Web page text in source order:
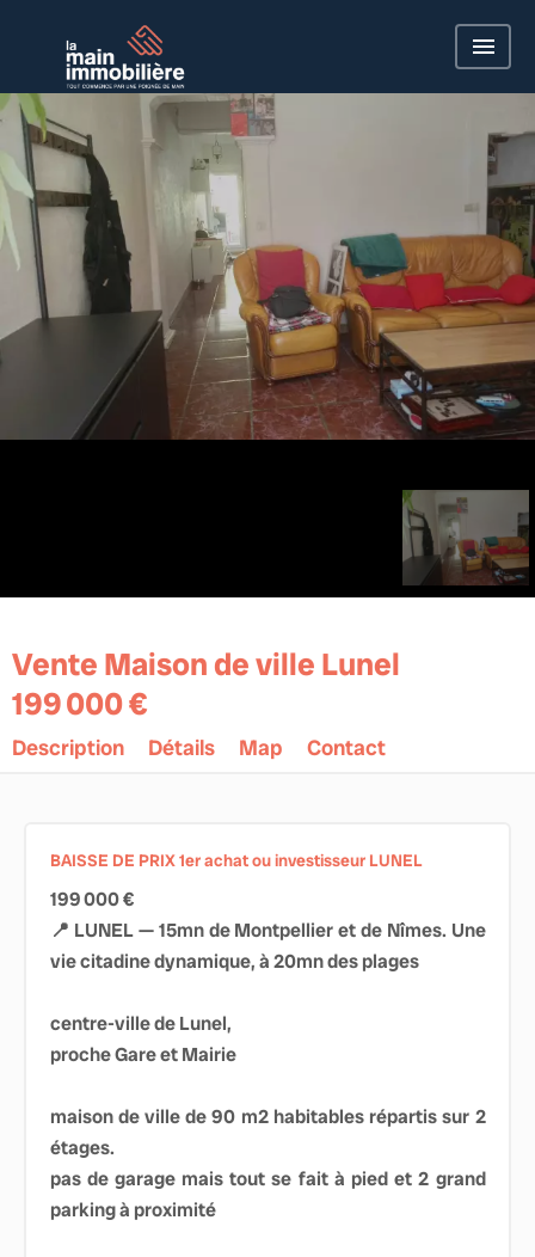
Vente Maison de ville Lunel
199 000 €
Description Détails Map Contact
BAISSE DE PRIX 1er achat ou investisseur LUNEL
199 000 €
📍 LUNEL — 15mn de Montpellier et de Nîmes. Une
vie citadine dynamique, à 20mn des plages
centre-ville de Lunel,
proche Gare et Mairie
maison de ville de 90 m2 habitables répartis sur 2
étages.
pas de garage mais tout se fait à pied et 2 grand
parking à proximité